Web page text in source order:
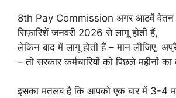
8th Pay Commission अगर आठवें वेतन
सिफ़ारिशें जनवरी 2026 से लागू होती हैं,
लेकिन बाद में लागू होती हैं – मान लीजिए,
– तो सरकार कर्मचारियों को पिछले महीनों का
इसका मतलब है कि आपको एक बार में 3-4